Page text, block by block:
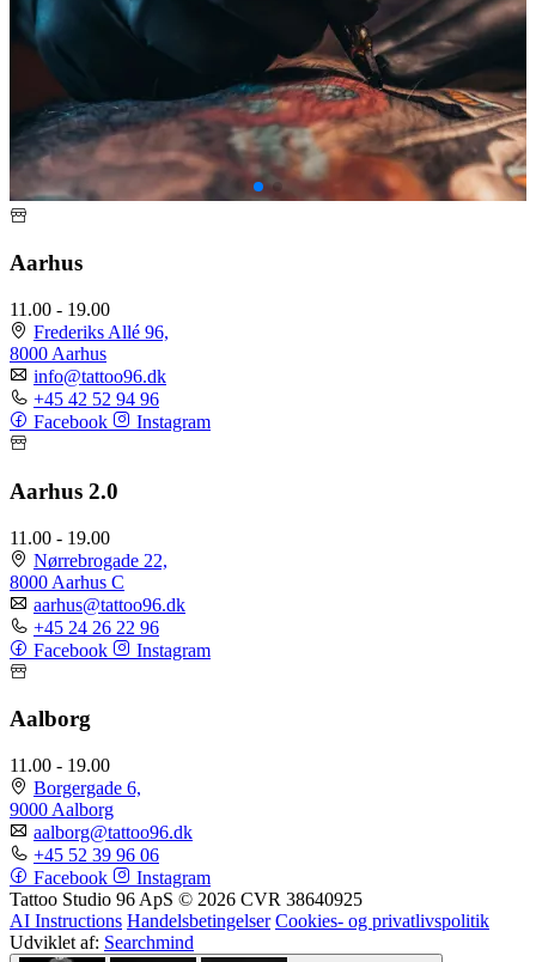
Aarhus
11.00 - 19.00
Frederiks Allé 96,
8000 Aarhus
info@tattoo96.dk
+45 42 52 94 96
Facebook
Instagram
Aarhus 2.0
11.00 - 19.00
Nørrebrogade 22,
8000 Aarhus C
aarhus@tattoo96.dk
+45 24 26 22 96
Facebook
Instagram
Aalborg
11.00 - 19.00
Borgergade 6,
9000 Aalborg
aalborg@tattoo96.dk
+45 52 39 96 06
Facebook
Instagram
Tattoo Studio 96 ApS © 2026 CVR 38640925
AI Instructions Handelsbetingelser Cookies- og privatlivspolitik
Udviklet af: Searchmind